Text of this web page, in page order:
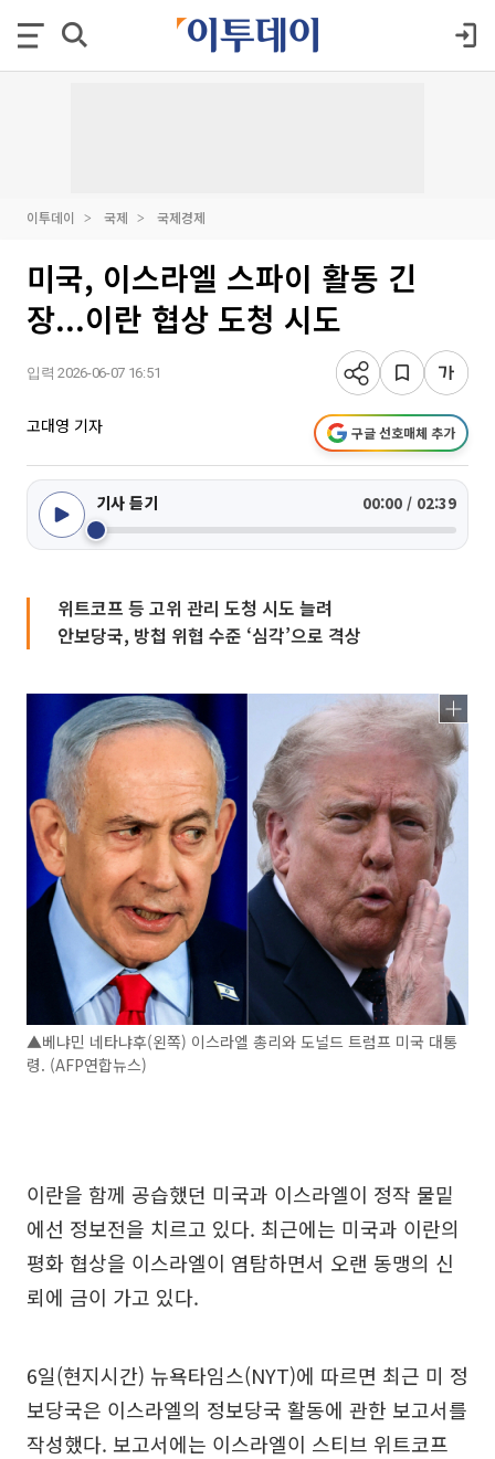
이투데이 국제 국제경제
미국, 이스라엘 스파이 활동 긴
장...이란 협상 도청 시도
입력 2026-06-07 16:51
고대영 기자 구글 선호매체 추가
기사 듣기 00:00 / 02:39
위트코프 등 고위 관리 도청 시도 늘려
안보당국, 방첩 위협 수준 ‘심각’으로 격상
▲베냐민 네타냐후(왼쪽) 이스라엘 총리와 도널드 트럼프 미국 대통
령. (AFP연합뉴스)
이란을 함께 공습했던 미국과 이스라엘이 정작 물밑
에선 정보전을 치르고 있다. 최근에는 미국과 이란의
평화 협상을 이스라엘이 염탐하면서 오랜 동맹의 신
뢰에 금이 가고 있다.
6일(현지시간) 뉴욕타임스(NYT)에 따르면 최근 미 정
보당국은 이스라엘의 정보당국 활동에 관한 보고서를
작성했다. 보고서에는 이스라엘이 스티브 위트코프